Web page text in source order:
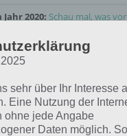
2020: Schau mal, was
4 Bilder 1 Wort Lösungen zu
sehr über Ihr Interesse
Eine Nutzung der
ohne jede Angabe
Daten möglich.